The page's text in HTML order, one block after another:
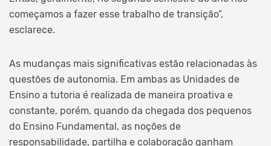
começamos a fazer esse trabalho de transição”,
esclarece.
As mudanças mais significativas estão relacionadas às
questões de autonomia. Em ambas as Unidades de
Ensino a tutoria é realizada de maneira proativa e
constante, porém, quando da chegada dos pequenos
do Ensino Fundamental, as noções de
responsabilidade, partilha e colaboração ganham